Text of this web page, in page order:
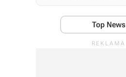
Top News